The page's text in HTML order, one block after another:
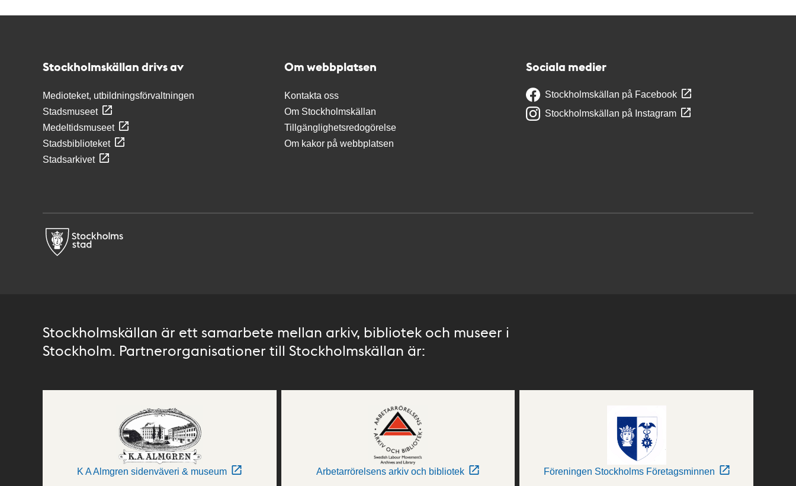
Stockholmskällan drivs av
Medioteket, utbildningsförvaltningen
Stadsmuseet
Medeltidsmuseet
Stadsbiblioteket
Stadsarkivet
Om webbplatsen
Kontakta oss
Om Stockholmskällan
Tillgänglighetsredogörelse
Om kakor på webbplatsen
Sociala medier
Stockholmskällan på Facebook
Stockholmskällan på Instagram
Stockholmskällan är ett samarbete mellan arkiv, bibliotek och museer i
Stockholm. Partnerorganisationer till Stockholmskällan är:
K A Almgren sidenväveri & museum Arbetarrörelsens arkiv och bibliotek Föreningen Stockholms Företagsminnen